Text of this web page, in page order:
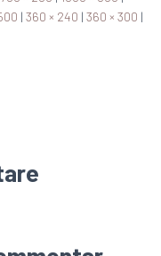
| 360 × 240 | 360 × 300 |